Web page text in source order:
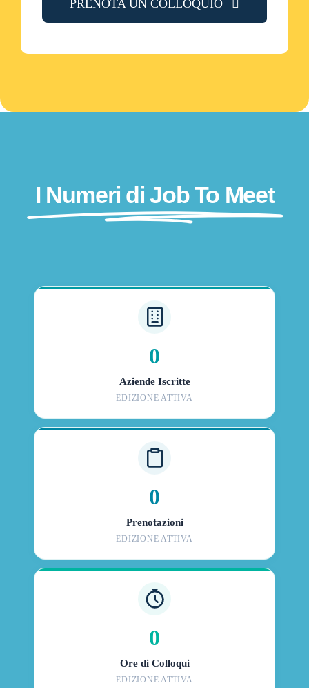
PRENOTA UN COLLOQUIO
I Numeri di Job To Meet
0
Aziende Iscritte
EDIZIONE ATTIVA
0
Prenotazioni
EDIZIONE ATTIVA
0
Ore di Colloqui
EDIZIONE ATTIVA